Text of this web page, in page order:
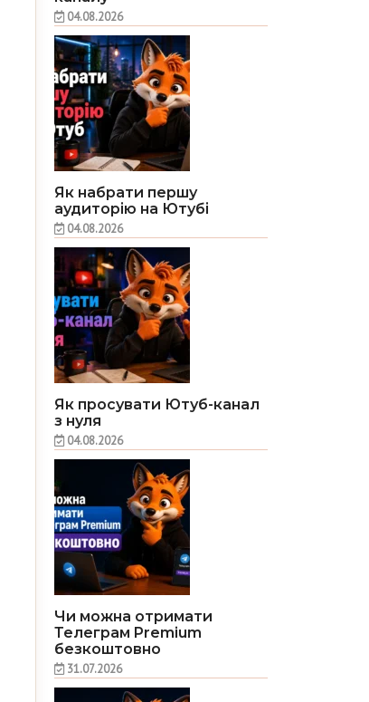
04.08.2026
Як набрати першу
аудиторію на Ютубі
04.08.2026
Як просувати Ютуб-канал
з нуля
04.08.2026
Чи можна отримати
Телеграм Premium
безкоштовно
31.07.2026